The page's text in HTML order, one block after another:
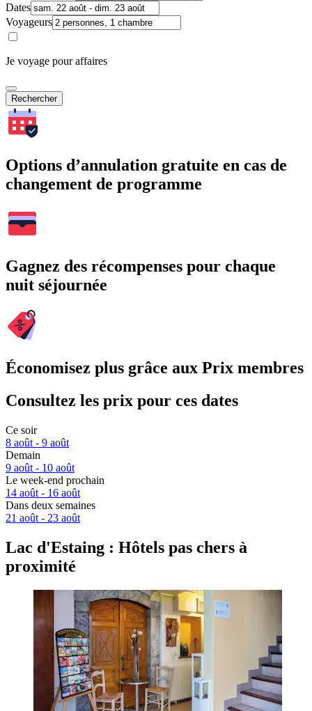
Dates
Voyageurs
Je voyage pour affaires
Rechercher
Options d’annulation gratuite en cas de
changement de programme
Gagnez des récompenses pour chaque
nuit séjournée
Économisez plus grâce aux Prix membres
Consultez les prix pour ces dates
Ce soir
8 août - 9 août
Demain
9 août - 10 août
Le week-end prochain
14 août - 16 août
Dans deux semaines
21 août - 23 août
Lac d'Estaing : Hôtels pas chers à
proximité